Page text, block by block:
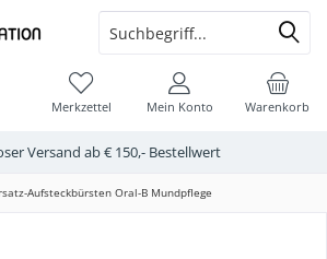
Versand ab € 150,- Bestellwert
Warenkorb
Merkzettel Mein Konto
Aufsteckbürsten Oral-B Mundpflege